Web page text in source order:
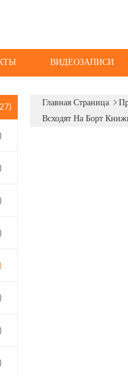
ВИДЕОЗАПИСИ
Главная Страница
Всходят На Борт